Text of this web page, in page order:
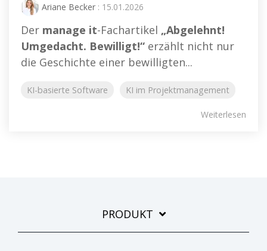
Ariane Becker : 15.01.2026
Der manage it-Fachartikel „Abgelehnt!
Umgedacht. Bewilligt!“ erzählt nicht nur
die Geschichte einer bewilligten...
KI-basierte Software KI im Projektmanagement
Weiterlesen
PRODUKT